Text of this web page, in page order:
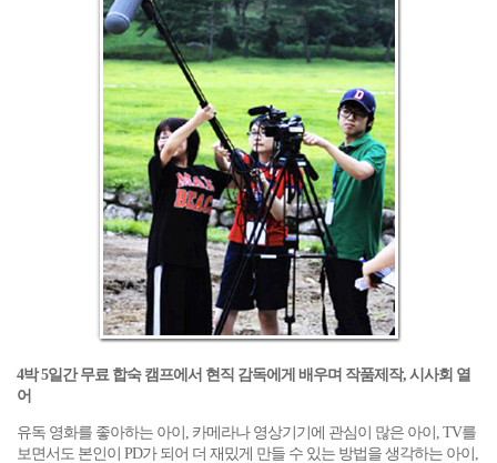
4박 5일간 무료 합숙 캠프에서 현직 감독에게 배우며 작품제작, 시사회 열
어
유독 영화를 좋아하는 아이, 카메라나 영상기기에 관심이 많은 아이, TV를
보면서도 본인이 PD가 되어 더 재밌게 만들 수 있는 방법을 생각하는 아이,